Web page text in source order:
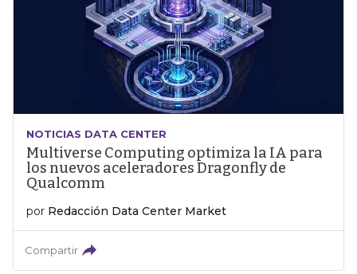
NOTICIAS DATA CENTER
Multiverse Computing optimiza la IA para
los nuevos aceleradores Dragonfly de
Qualcomm
por Redacción Data Center Market
Compartir